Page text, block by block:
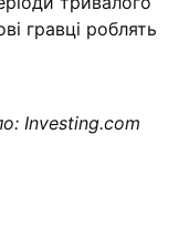
гравці роблять
Investing.com